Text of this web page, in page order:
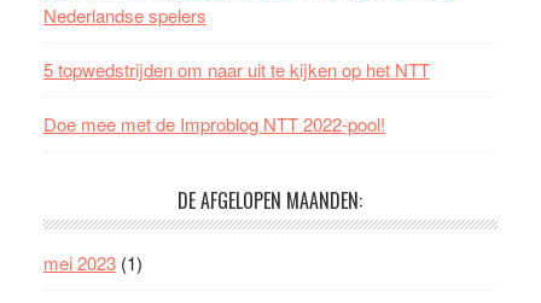
Nederlandse spelers
5 topwedstrijden om naar uit te kijken op het NTT
Doe mee met de Improblog NTT 2022-pool!
DE AFGELOPEN MAANDEN:
mei 2023(1)